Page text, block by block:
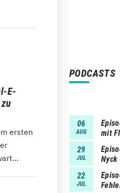
E-
ersten
PODCASTS
06
AUG
mit
29
JUL
Nyck
22
JUL